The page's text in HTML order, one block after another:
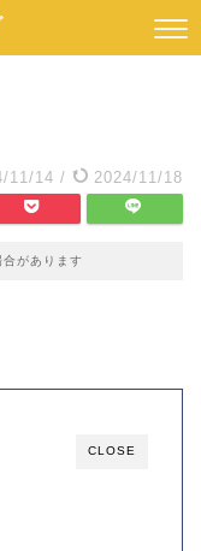
11/14 / 2024/11/18
があります
CLOSE